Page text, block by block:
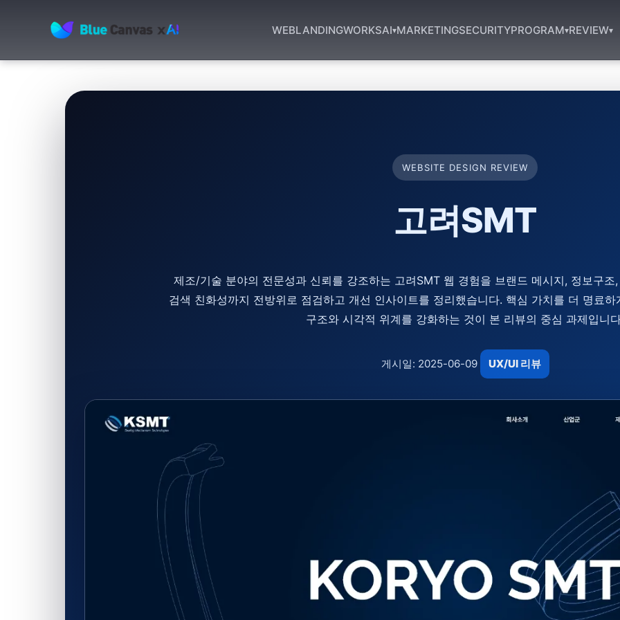
BLUECANVAS
WEBLANDINGWORKSAI▾MARKETINGSECURITYPROGRAM▾REVIEW▾
WEBSITE DESIGN REVIEW
고려SMT
제조/기술 분야의 전문성과 신뢰를 강조하는 고려SMT 웹 경험을 브랜드 메시지, 정보구
검색 친화성까지 전방위로 점검하고 개선 인사이트를 정리했습니다. 핵심 가치를 더 명료
구조와 시각적 위계를 강화하는 것이 본 리뷰의 중심 과제입니
게시일: 2025-06-09 UX/UI 리뷰